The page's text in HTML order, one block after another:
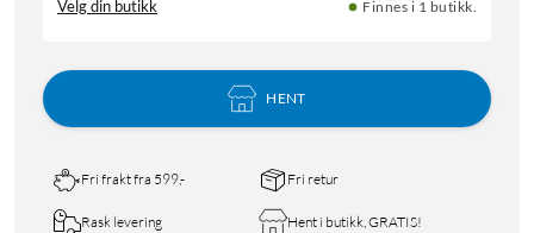
Velg din butikk Finnes i 1 butikk.
HENT
Fri frakt fra 599,- Fri retur
Rask levering Hent i butikk, GRATIS!